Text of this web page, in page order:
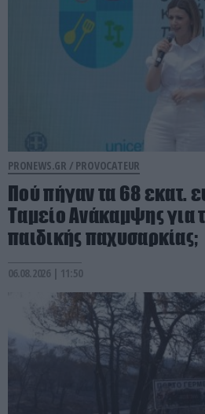
PRONEWS.GR / PROVOCATEUR
Πού πήγαν τα 68 εκατ.
Ταμείο Ανάκαμψης για
παιδικής παχυσαρκίας;
06.08.2026 | 11:50